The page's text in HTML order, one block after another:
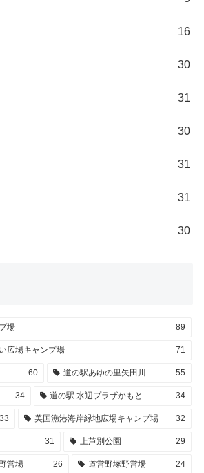
16
30
31
30
31
31
30
場 89
広場キャンプ場 71
60 道の駅あゆの里矢田川 55
34 道の駅 水辺プラザかもと 34
33 美国漁港海岸緑地広場キャンプ場 32
31 上芦別公園 29
営場 26 道営野塚野営場 24